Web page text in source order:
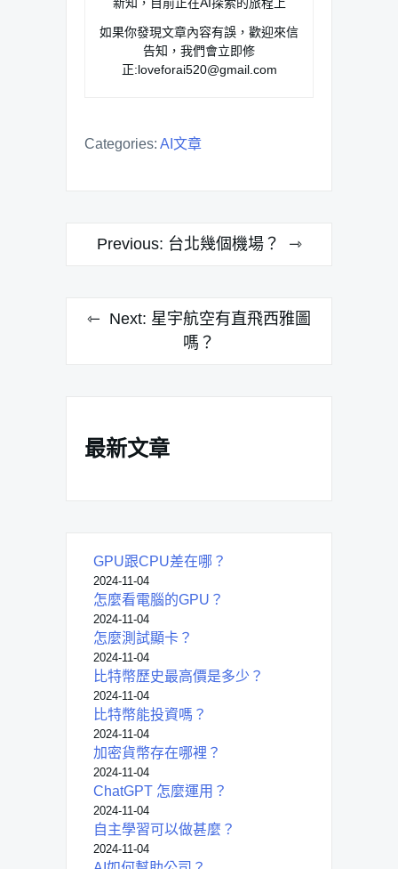
如果你發現文章內容有誤，歡迎來信
告知，我們會立即修
正:loveforai520@gmail.com
Categories: AI文章
Previous: 台北幾個機場？
Next: 星宇航空有直飛西雅圖
嗎？
最新文章
GPU跟CPU差在哪？
2024-11-04
怎麼看電腦的GPU？
2024-11-04
怎麼測試顯卡？
2024-11-04
比特幣歷史最高價是多少？
2024-11-04
比特幣能投資嗎？
2024-11-04
加密貨幣存在哪裡？
2024-11-04
ChatGPT 怎麼運用？
2024-11-04
自主學習可以做甚麼？
2024-11-04